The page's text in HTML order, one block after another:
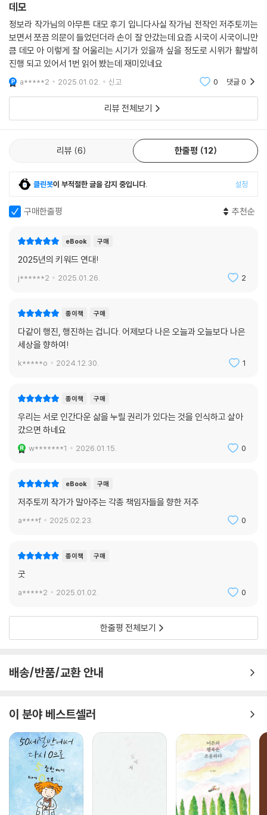
속당할지도 모르고 몇십 억의 손배소가 걸릴지도 모르지만 어쨌든 싸운다.
왜냐하면 그것이 더 좋은 세상을 향해 하다못해 반의 반 걸음이라도 나아
가는 길이라고 믿기 때문이다.” 정보라 작가는 말한다. 내가 행진이라도 한
번 더 하고 구호라도 한 번 더 외치고 집회를 할 때 머릿수라도 하나 더 채
우면 나와 동지들이 원하는 세상이 그나마 아주 조금이라도 더 가까워질지
모른다고.
『아무튼, 데모』의 시작은 이렇다. “사계절 필수 준비물은 물, 깔개, 보조배
터리, 여행용 휴지다. 그리고 나는 집회장 앰프의 굉음을 못 견디기 때문에
수 있다). 귀마개는 3M 주황색이 최고다.” 귀마개만 아니면 어디 좋은 데
한번 참여해보면 어떨까? 나들이 가듯, 놀이동산 나서듯 가벼운 마음들이
투”하는 것이 아닌, 함께 싸우며 더 좋은 세상을 위해 함께 나아갈 수 있다.
투쟁.
데모
정보라 작가님의 아무튼 대모 후기 입니다사실 작가님 전작인 저주토끼는
보면서 쪼끔 의문이 들었던더라 손이 잘 안갔는데 요즘 시국이 시국이니만
큼 데모 아 이렇게 잘 어울리는 시기가 있을까 싶을 정도로 시위가 활발히
진행 되고 있어서 1번 읽어 봤는데 재미있네요
a*****2 2025.01.02. 신고 0 댓글0
리뷰 전체보기
리뷰 6 한줄평 12
클린봇이 부적절한 글을 감지 중입니다. 설정
구매한줄평 추천순
eBook 구매
2025년의 키워드 연대!
j******2 2025.01.26. 2
종이책 구매
다같이 행진, 행진하는 겁니다. 어제보다 나은 오늘과 오늘보다 나은
세상을 향하여!
k*****o 2024.12.30. 1
종이책 구매
우리는 서로 인간다운 삶을 누릴 권리가 있다는 것을 인식하고 살아
갔으면 하네요
w*******1 2026.01.15. 0
eBook 구매
저주토끼 작가가 말아주는 각종 책임자들을 향한 저주
a****f 2025.02.23. 0
종이책 구매
굿
a*****2 2025.01.02. 0
한줄평 전체보기
배송/반품/교환 안내
이 분야 베스트셀러